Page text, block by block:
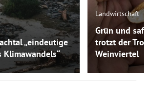
„eindeutige
Landwirtschaft
Grün und
trotzt der
Weinviertel